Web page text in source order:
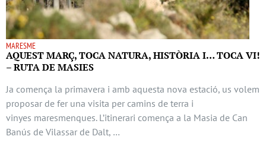
MARESME
AQUEST MARÇ, TOCA NATURA, HISTÒRIA I… TOCA VI!
– RUTA DE MASIES
Ja comença la primavera i amb aquesta nova estació, us volem
proposar de fer una visita per camins de terra i
vinyes maresmenques. L’itinerari comença a la Masia de Can
Banús de Vilassar de Dalt, …